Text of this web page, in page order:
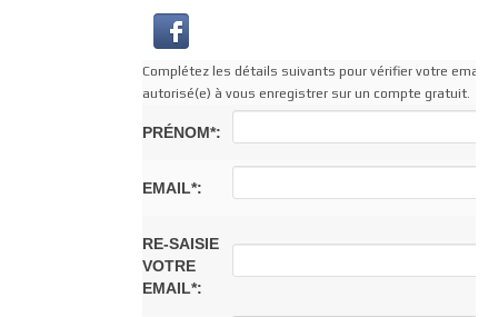
Complétez les détails suivants pour vérifier votre email
autorisé(e) à vous enregistrer sur un compte gratuit.
PRÉNOM*:
EMAIL*:
RE-SAISIE
VOTRE
EMAIL*: